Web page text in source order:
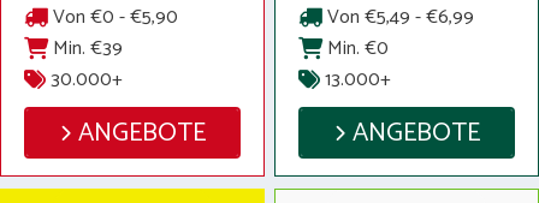
Von €0 - €5,90
Min. €39
30.000+
ANGEBOTE
Von €5,49 - €6,99
Min. €0
13.000+
ANGEBOTE